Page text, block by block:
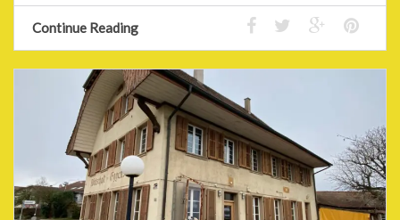
Continue Reading